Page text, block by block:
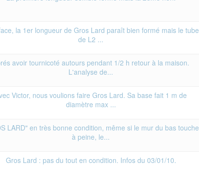
la 1er longueur de Gros Lard paraît bien formé mais le tube
de L2 ...
avoir tournicoté autours pendant 1/2 h retour à la maison.
L'analyse de...
Victor, nous voulions faire Gros Lard. Sa base fait 1 m de
diamètre max ...
LARD" en très bonne condition, même si le mur du bas touche
à peine, le...
Gros Lard : pas du tout en condition. Infos du 03/01/10.